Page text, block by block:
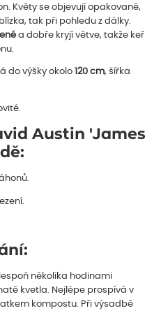
Květy se objevují opakovaně,
tak při pohledu z dálky.
a dobře kryjí větve, takže keř
do výšky okolo 120 cm, šířka
Austin 'James
několika hodinami
kvetla. Nejlépe prospívá v
kompostu. Při výsadbě